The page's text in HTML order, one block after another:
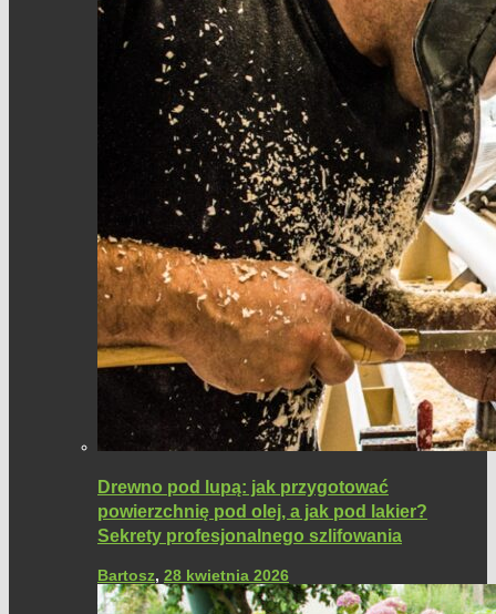
Drewno pod lupą: jak przygotować
powierzchnię pod olej, a jak pod lakier?
Sekrety profesjonalnego szlifowania
Bartosz, 28 kwietnia 2026